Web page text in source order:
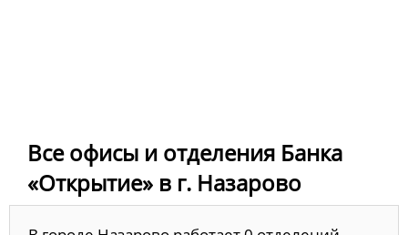
Все офисы и отделения Банка
«Открытие» в г. Назарово